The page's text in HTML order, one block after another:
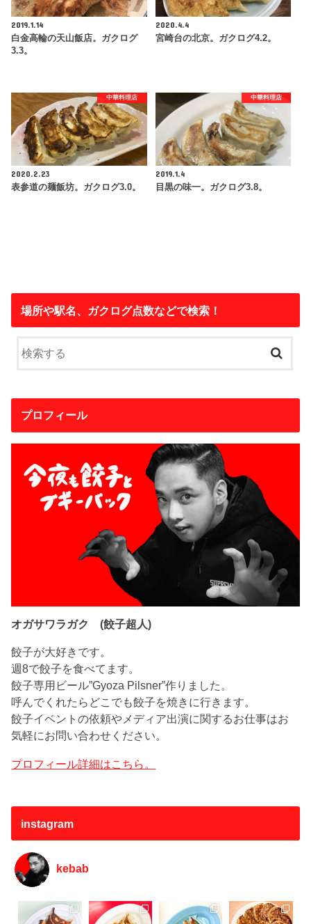
2019.1.14
白金高輪の天山飯店。ガクログ
3.3。
2020.4.4
宮崎台の北京。ガクログ4.2。
中華料理店
2020.2.23
表参道の麺飯坊。ガクログ3.0。
中華料理店
2019.1.4
目黒の味一。ガクログ3.8。
場所や駅名、ガクログ点数などで検索！
プロフィール
オガサワラガク (餃子超人)
餃子が大好きです。
週8で餃子を食べてます。
餃子専用ビール”Gyoza Pilsner”作りました。
呼んでくれたらどこでも餃子を焼きに行きます。
餃子イベントの依頼やメディア出演に関するお仕事はお
気軽にお問い合わせください。
プロフィール詳細はこちら。
instagram
kebab